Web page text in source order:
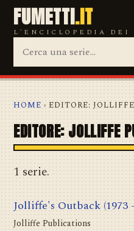
FUMETTI.IT
L'ENCICLOPEDIA DEI
HOME › EDITORE:
EDITORE: JOLLIFFE
1 serie.
Jolliffe's Outback (1973
Jolliffe Publications